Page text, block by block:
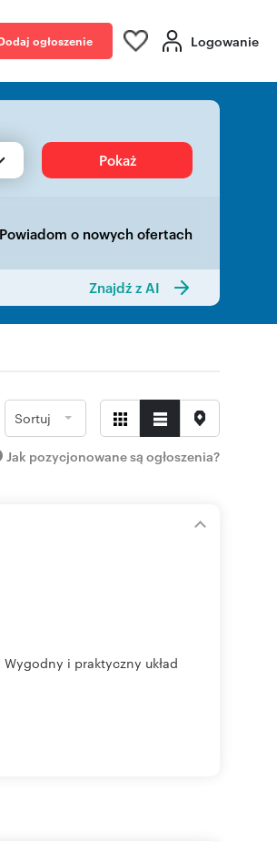
ogłoszenie Logowanie
Pokaż
Powiadom o nowych ofertach
Znajdź z AI
Sortuj
Jak pozycjonowane są ogłoszenia?
i praktyczny układ